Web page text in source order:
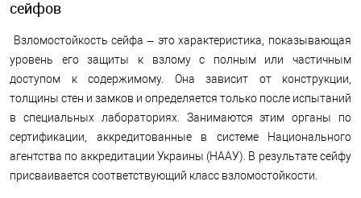
сейфов
Взломостойкость сейфа – это характеристика, показывающая
уровень его защиты к взлому с полным или частичным
доступом к содержимому. Она зависит от конструкции,
толщины стен и замков и определяется только после испытаний
в специальных лабораториях. Занимаются этим органы по
сертификации, аккредитованные в системе Национального
агентства по аккредитации Украины (НААУ). В результате сейфу
присваивается соответствующий класс взломостойкости.